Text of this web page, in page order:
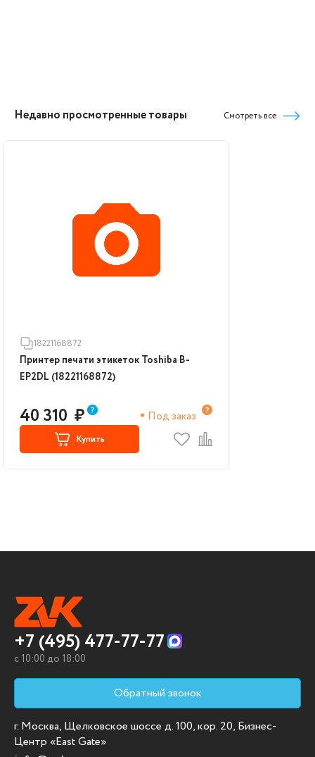
Недавно просмотренные товары Смотреть все
18221168872
Принтер печати этикеток Toshiba B-
EP2DL (18221168872)
40 310 ₽ Под заказ
Купить
+7 (495) 477-77-77
c 10:00 до 18:00
Обратный звонок
г. Москва, Щелковское шоссе д. 100, кор. 20, Бизнес-
Центр «East Gate»